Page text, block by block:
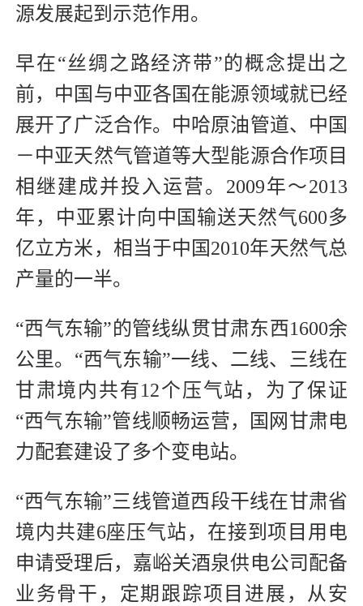
源发展起到示范作用。
早在“丝绸之路经济带”的概念提出之
前，中国与中亚各国在能源领域就已经
展开了广泛合作。中哈原油管道、中国
－中亚天然气管道等大型能源合作项目
相继建成并投入运营。2009年～2013
年，中亚累计向中国输送天然气600多
亿立方米，相当于中国2010年天然气总
产量的一半。
“西气东输”的管线纵贯甘肃东西1600余
公里。“西气东输”一线、二线、三线在
甘肃境内共有12个压气站，为了保证
“西气东输”管线顺畅运营，国网甘肃电
力配套建设了多个变电站。
“西气东输”三线管道西段干线在甘肃省
境内共建6座压气站，在接到项目用电
申请受理后，嘉峪关酒泉供电公司配备
业务骨干，定期跟踪项目进展，从安